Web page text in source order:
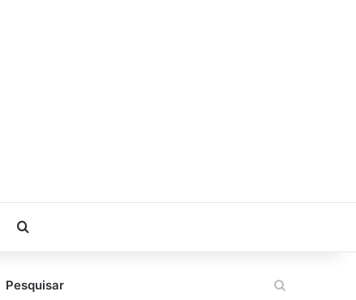
Pesquisar